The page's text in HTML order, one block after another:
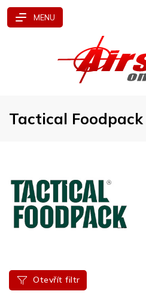
Přejít
Tactical Foodpack
Otevřít filtr